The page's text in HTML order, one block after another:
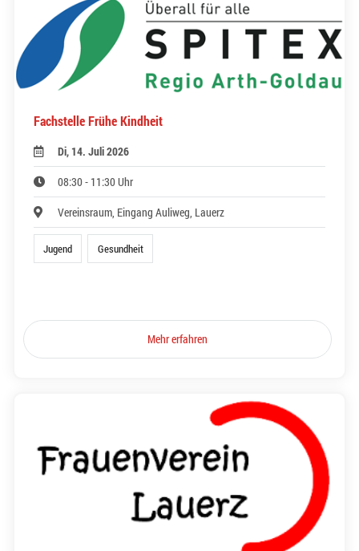
Fachstelle Frühe Kindheit
Di, 14. Juli 2026
08:30 - 11:30 Uhr
Vereinsraum, Eingang Auliweg, Lauerz
Jugend Gesundheit
Mehr erfahren